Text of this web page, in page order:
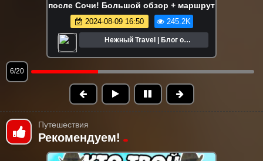
поездку правильно! Убуд, Амед,
восхождение на Батур и др
2025-02-07 14:10 243.3K
Нежный Travel | Блог о
7/20
Путешествия
Рекомендуем!